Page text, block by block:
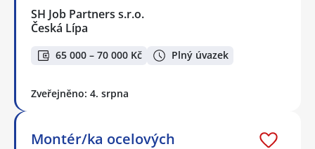
SH Job Partners s.r.o.
Česká Lípa
65 000 – 70 000 Kč Plný úvazek
Zveřejněno: 4. srpna
Montér/ka ocelových